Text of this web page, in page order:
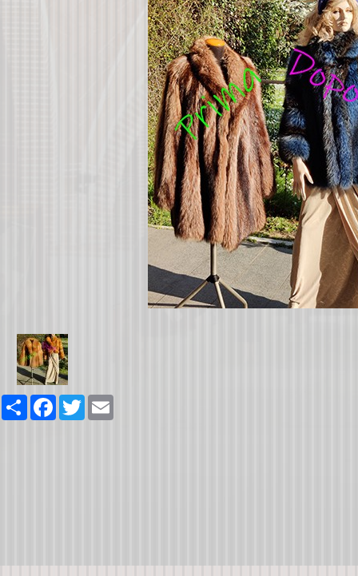
Share FacebookTwitter